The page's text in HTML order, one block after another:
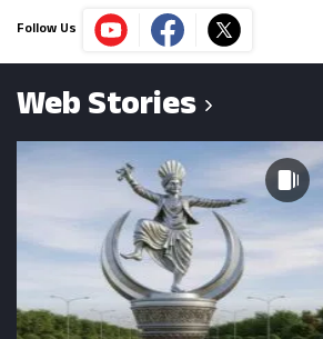
Follow Us
Web Stories